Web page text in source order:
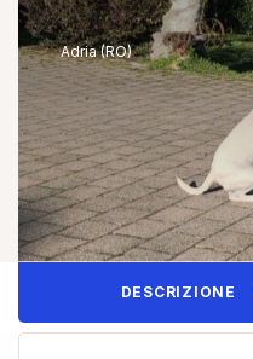
Adria (RO)
DESCRIZIONE